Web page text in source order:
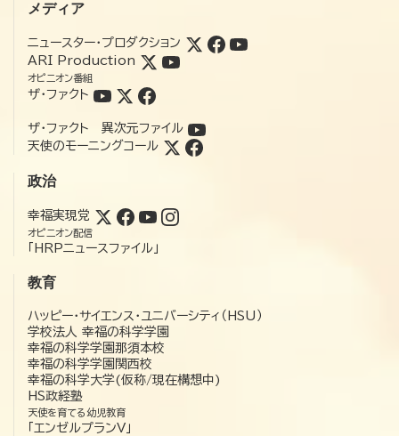
メディア
ニュースター・プロダクション
ARI Production
オピニオン番組
ザ・ファクト
ザ・ファクト 異次元ファイル
天使のモーニングコール
政治
幸福実現党
オピニオン配信
「HRPニュースファイル」
教育
ハッピー・サイエンス・ユニバーシティ（HSU）
学校法人 幸福の科学学園
幸福の科学学園那須本校
幸福の科学学園関西校
幸福の科学大学(仮称/現在構想中)
HS政経塾
天使を育てる幼児教育
「エンゼルプランV」